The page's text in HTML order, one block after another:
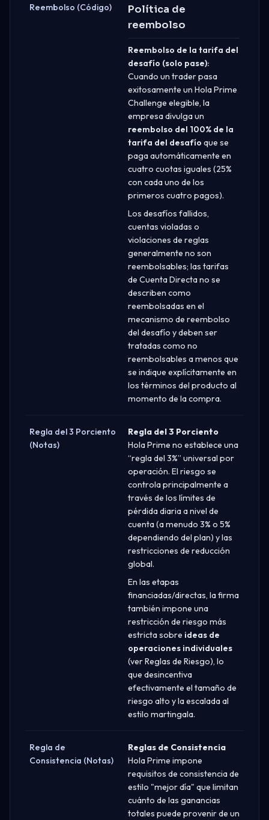
Reembolso (Código)
Política de
reembolso
Reembolso de la tarifa del
desafío (solo pase):
Cuando un trader pasa
exitosamente un Hola Prime
Challenge elegible, la
empresa divulga un
reembolso del 100% de la
tarifa del desafío que se
paga automáticamente en
cuatro cuotas iguales (25%
con cada uno de los
primeros cuatro pagos).
Los desafíos fallidos,
cuentas violadas o
violaciones de reglas
generalmente no son
reembolsables; las tarifas
de Cuenta Directa no se
describen como
reembolsadas en el
mecanismo de reembolso
del desafío y deben ser
tratadas como no
reembolsables a menos que
se indique explícitamente en
los términos del producto al
momento de la compra.
Regla del 3 Porciento
(Notas)
Regla del 3 Porciento
Hola Prime no establece una
“regla del 3%” universal por
operación. El riesgo se
controla principalmente a
través de los límites de
pérdida diaria a nivel de
cuenta (a menudo 3% o 5%
dependiendo del plan) y las
restricciones de reducción
global.
En las etapas
financiadas/directas, la firma
también impone una
restricción de riesgo más
estricta sobre ideas de
operaciones individuales
(ver Reglas de Riesgo), lo
que desincentiva
efectivamente el tamaño de
riesgo alto y la escalada al
estilo martingala.
Regla de
Consistencia (Notas)
Reglas de Consistencia
Hola Prime impone
requisitos de consistencia de
estilo "mejor día" que limitan
cuánto de las ganancias
totales puede provenir de un